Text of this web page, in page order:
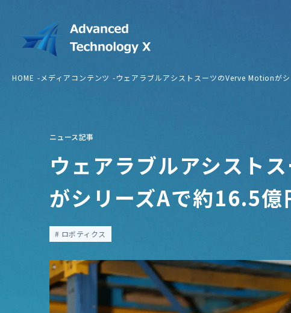
HOME メディアコンテンツ ウェアラブルアシストスーツのVerve Motionが
ニュース記事
ウェアラブルアシスト
がシリーズAで約16.5億
ロボティクス